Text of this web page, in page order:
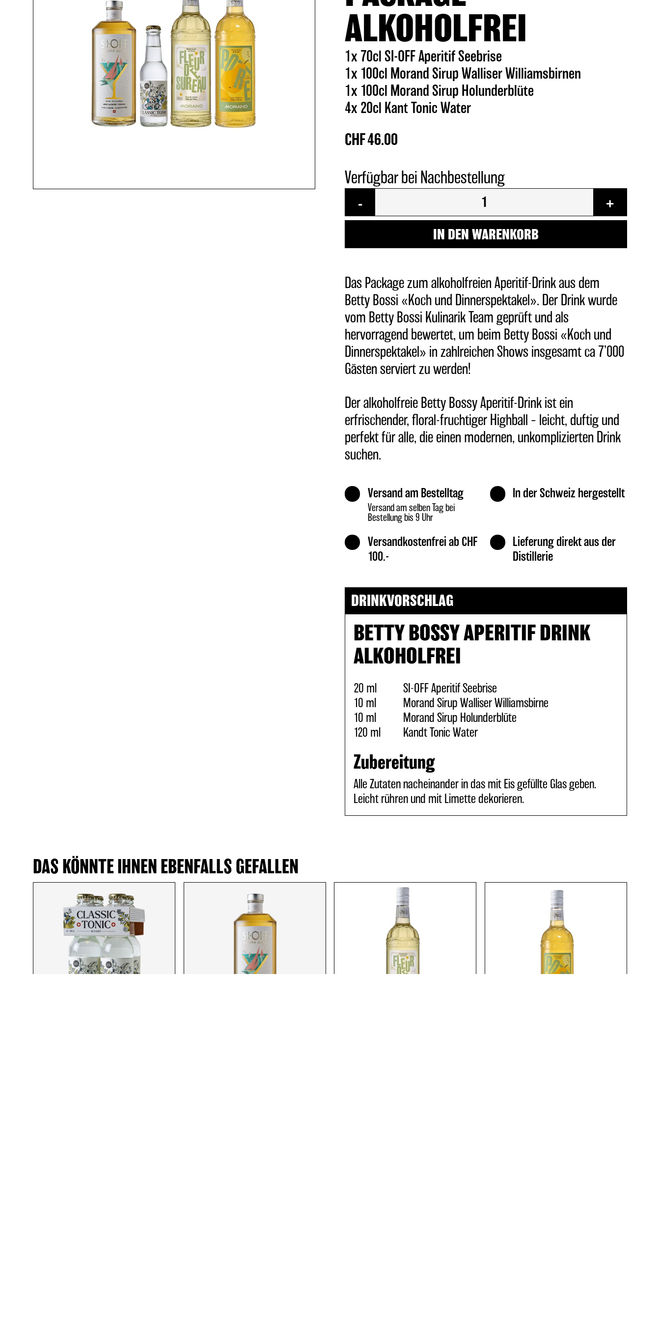
ALKOHOLFREI
CHF46.00
1x 70cl SI-OFF Aperitif Seebrise
1x 100cl Morand Sirup Walliser Williamsbirnen
1x 100cl Morand Sirup Holunderblüte
4x 20cl Kant Tonic Water
Verfügbar bei Nachbestellung
-
Bossy
Aperitif-
Package
Menge
+
IN DEN WARENKORB
Das Package zum alkoholfreien Aperitif-Drink aus dem
Betty Bossi «Koch und Dinnerspektakel». Der Drink wurde
vom Betty Bossi Kulinarik Team geprüft und als
hervorragend bewertet, um beim Betty Bossi «Koch und
Dinnerspektakel» in zahlreichen Shows insgesamt ca 7’000
Gästen serviert zu werden!
Der alkoholfreie Betty Bossy Aperitif-Drink ist ein
erfrischender, floral-fruchtiger Highball – leicht, duftig und
perfekt für alle, die einen modernen, unkomplizierten Drink
suchen.
Versand am Bestelltag
Versand am selben Tag bei
Bestellung bis 9 Uhr
In der Schweiz hergestellt
Versandkostenfrei ab CHF
100.-
Lieferung direkt aus der
Distillerie
DRINKVORSCHLAG
BETTY BOSSY APERITIF DRINK
ALKOHOLFREI
20 ml
SI-OFF Aperitif Seebrise
10 ml
Morand Sirup Walliser Williamsbirne
10 ml
Morand Sirup Holunderblüte
120 ml
Kandt Tonic Water
Zubereitung
Alle Zutaten nacheinander in das mit Eis gefüllte Glas geben.
Leicht rühren und mit Limette dekorieren.
DAS KÖNNTE IHNEN EBENFALLS GEFALLEN